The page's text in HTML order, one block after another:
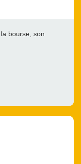
bourse, son